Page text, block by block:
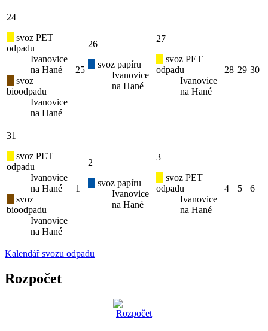
24
svoz PET
odpadu
Ivanovice
na Hané
svoz
bioodpadu
Ivanovice
na Hané
25
26
svoz papíru
Ivanovice
na Hané
27
svoz PET
odpadu
Ivanovice
na Hané
28 29 30
31
svoz PET
odpadu
Ivanovice
na Hané
svoz
bioodpadu
Ivanovice
na Hané
1
2
svoz papíru
Ivanovice
na Hané
3
svoz PET
odpadu
Ivanovice
na Hané
4 5 6
Kalendář svozu odpadu
Rozpočet